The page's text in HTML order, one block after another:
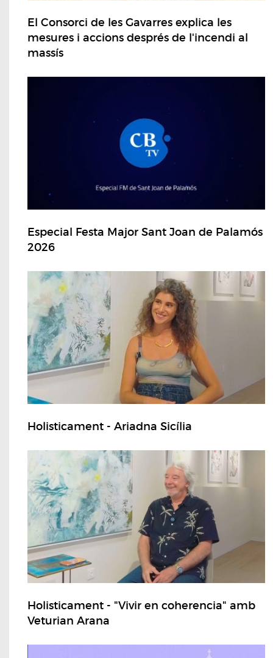
El Consorci de les Gavarres explica les
mesures i accions després de l'incendi al
massís
Especial Festa Major Sant Joan de Palamós
2026
Holisticament - Ariadna Sicília
Holisticament - "Vivir en coherencia" amb
Veturian Arana